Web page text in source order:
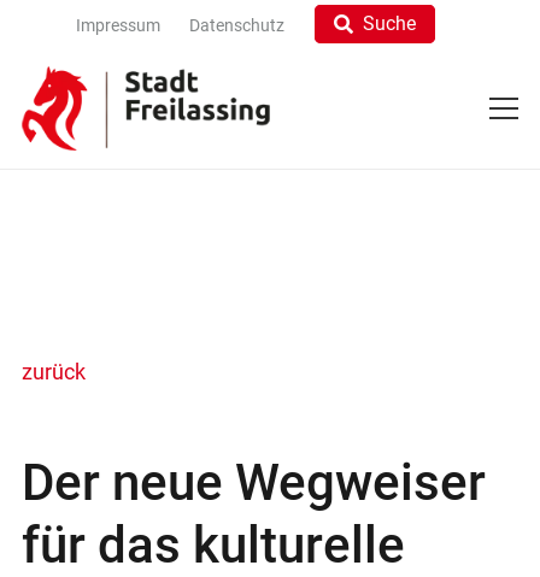
Impressum Datenschutz Suche
zurück
Der neue Wegweiser
für das kulturelle